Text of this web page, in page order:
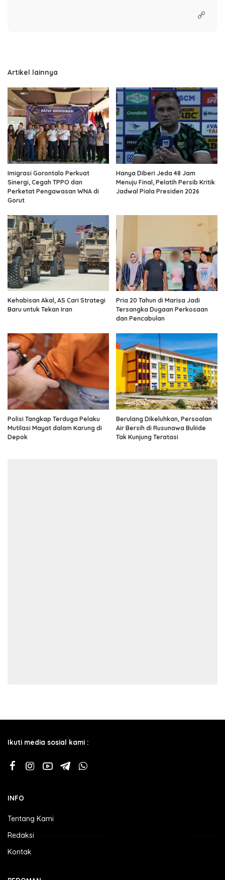
Artikel lainnya
Imigrasi Gorontalo Perkuat
Sinergi, Cegah TPPO dan
Perketat Pengawasan WNA di
Gorut
Hanya Diberi Jeda 48 Jam
Menuju Final, Pelatih Persib Kritik
Jadwal Piala Presiden 2026
Kehabisan Akal, AS Cari Strategi
Baru untuk Tekan Iran
Pria 20 Tahun di Marisa Jadi
Tersangka Dugaan Perkosaan
dan Pencabulan
Polisi Tangkap Terduga Pelaku
Mutilasi Mayat dalam Karung di
Depok
Berulang Dikeluhkan, Persoalan
Air Bersih di Rusunawa Buliide
Tak Kunjung Teratasi
Ikuti media sosial kami :
INFO
Tentang Kami
Redaksi
Kontak